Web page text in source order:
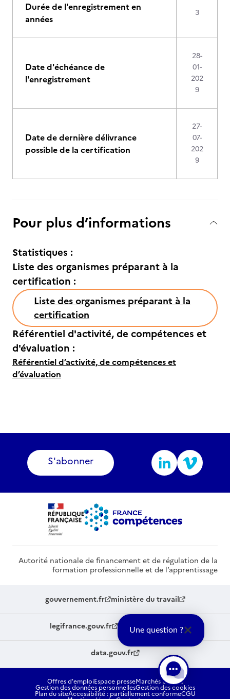
Durée de l'enregistrement en
années
3
Date d'échéance de
l'enregistrement
28-
01-
202
9
Date de dernière délivrance
possible de la certification
27-
07-
202
9
Pour plus d’informations
Statistiques :
Liste des organismes préparant à la
certification :
Liste des organismes préparant à la
certification
Référentiel d'activité, de compétences et
d'évaluation :
Référentiel d’activité, de compétences et
d’évaluation
S'abonner
Autorité nationale de financement et de régulation de la
formation professionnelle et de l’apprentissage
gouvernement.fr ministère du travail
legifrance.gouv.fr service-public.fr
data.gouv.fr
Offres d'emploiEspace presseMarchés publics
Gestion des données personnellesGestion des cookies
Plan du siteAccessibilité : partiellement conformeCGU
Une question ?